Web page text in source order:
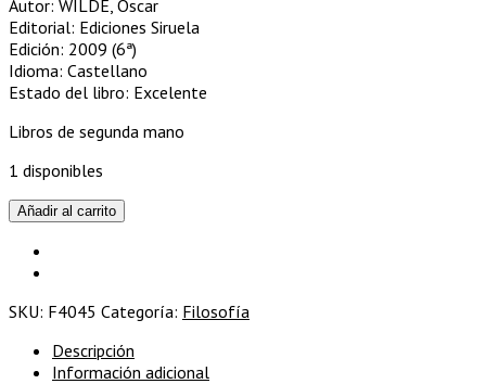
Autor: WILDE, Oscar
Editorial: Ediciones Siruela
Edición: 2009 (6ª)
Idioma: Castellano
Estado del libro: Excelente
Libros de segunda mano
1 disponibles
La
decadencia
cantidad
Añadir al carrito
SKU: F4045 Categoría: Filosofía
Descripción
Información adicional